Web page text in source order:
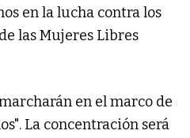
en la lucha contra los
las Mujeres Libres
en el marco de
La concentración será